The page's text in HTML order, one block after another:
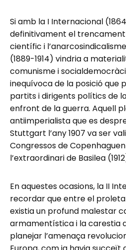
Si amb la I Internacional
definitivament el
científic i
(1889-1914) vindria a
comunisme i
inequívoca de la posició que
partits i dirigents polítics de
enfront de la guerra. Aquell
antiimperialista que es
Stuttgart l’any 1907 va ser
Congressos de Copenhaguen
l’extraordinari de Basilea
En aquestes ocasions, la II
recordar que entre el
existia un profund malestar
armamentística i la carestia
planejar l’amenaça